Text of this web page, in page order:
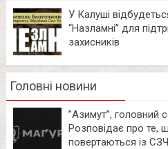
У Калуші
“Назламні” для
захисників
Головні новини
⁨”Азимут”, головний
Розповідає про те,
повертаються із СЗЧ.